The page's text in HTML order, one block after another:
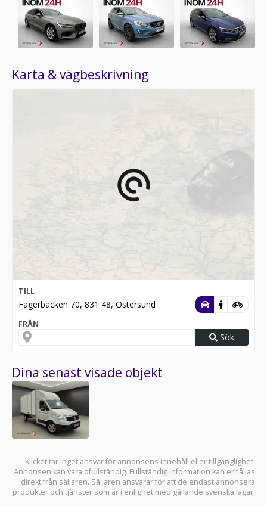
Karta & vägbeskrivning
TILL
Fagerbacken 70, 831 48, Östersund
FRÅN
Sök
Dina senast visade objekt
Klicket tar inget ansvar för annonsens innehåll eller tillgänglighet.
Annonsen kan vara ofullständig. Fullständig information kan erhållas
direkt från säljaren. Säljaren ansvarar för att de endast annonsera
produkter och tjänster som är i enlighet med gällande svenska lagar.